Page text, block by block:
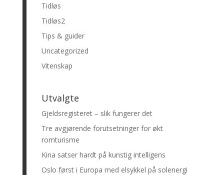
Tidløs
Tidløs2
Tips & guider
Uncategorized
Vitenskap
Utvalgte
Gjeldsregisteret – slik fungerer det
Tre avgjørende forutsetninger for økt
romturisme
Kina satser hardt på kunstig intelligens
Oslo først i Europa med elsykkel på solenergi